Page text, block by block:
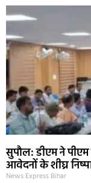
सुपौल: डीएम ने
आवेदनों के शीघ्र
News Express Bihar